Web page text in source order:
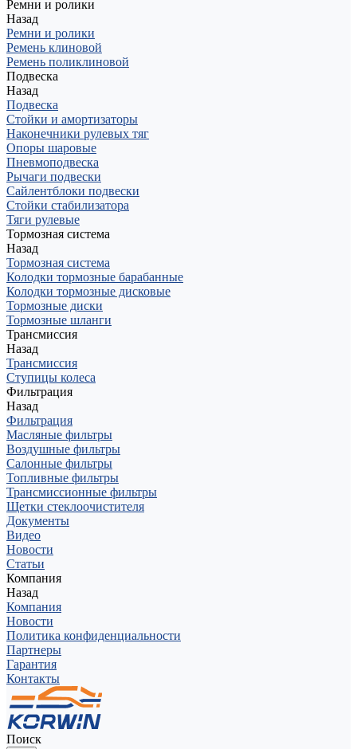
Ремни и ролики
Назад
Ремни и ролики
Ремень клиновой
Ремень поликлиновой
Подвеска
Назад
Подвеска
Стойки и амортизаторы
Наконечники рулевых тяг
Опоры шаровые
Пневмоподвеска
Рычаги подвески
Сайлентблоки подвески
Стойки стабилизатора
Тяги рулевые
Тормозная система
Назад
Тормозная система
Колодки тормозные барабанные
Колодки тормозные дисковые
Тормозные диски
Тормозные шланги
Трансмиссия
Назад
Трансмиссия
Ступицы колеса
Фильтрация
Назад
Фильтрация
Масляные фильтры
Воздушные фильтры
Салонные фильтры
Топливные фильтры
Трансмиссионные фильтры
Щетки стеклоочистителя
Документы
Видео
Новости
Статьи
Компания
Назад
Компания
Новости
Политика конфиденциальности
Партнеры
Гарантия
Контакты
Поиск